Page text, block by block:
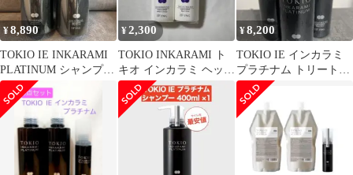
¥8,890
TOKIO IE INKARAMI
PLATINUM シャンプー
トリートメント
¥2,300
TOKIO INKARAMI ト
キオ インカラミ ヘッド
スパ トラベルセット
¥8,200
TOKIO IE インカラミ
プラチナム トリートメ
ント 200g×3本